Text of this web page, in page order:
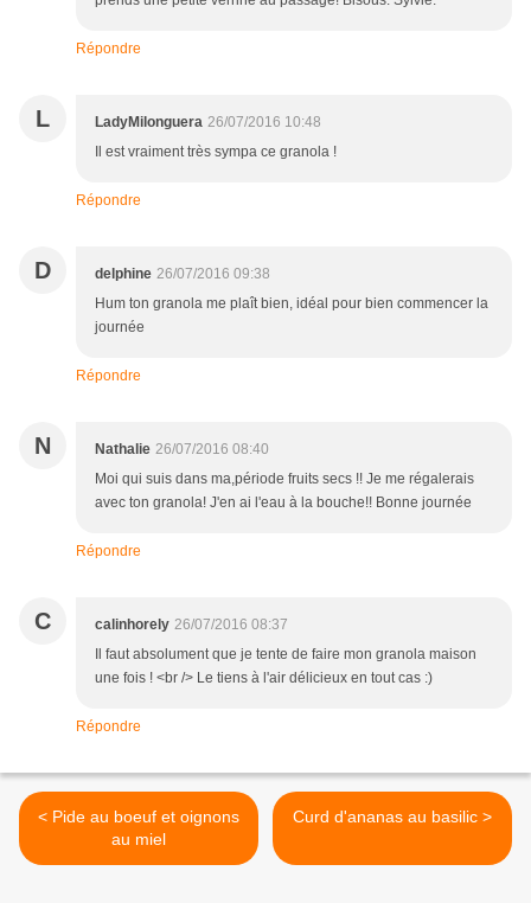
Répondre
L LadyMilonguera 26/07/2016 10:48
Il est vraiment très sympa ce granola !
Répondre
D delphine 26/07/2016 09:38
Hum ton granola me plaît bien, idéal pour bien commencer la
journée
Répondre
N Nathalie 26/07/2016 08:40
Moi qui suis dans ma,période fruits secs !! Je me régalerais
avec ton granola! J'en ai l'eau à la bouche!! Bonne journée
Répondre
C calinhorely 26/07/2016 08:37
Il faut absolument que je tente de faire mon granola maison
une fois ! <br /> Le tiens à l'air délicieux en tout cas :)
Répondre
< Pide au boeuf et oignons
au miel
Curd d'ananas au basilic >